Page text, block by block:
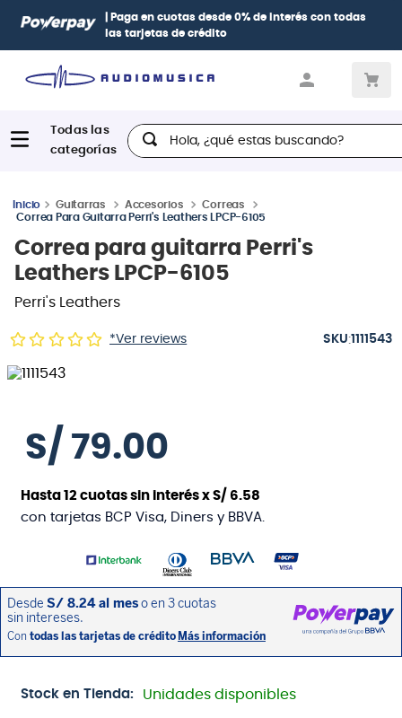
| Paga en cuotas desde 0% de interés con todas
las tarjetas de crédito
Hola, ¿qué estas buscando?
Guitarras Accesorios
Correas
Correa Para Guitarra Perri's Leathers LPCP-6105
Correa para guitarra Perri's
Leathers LPCP-6105
Perri's Leathers
*Ver reviews :1111543
S/ 79.00
Hasta12 cuotas sin interés xS/ 6.58
con tarjetas BCP Visa, Diners y BBVA.
Stock en Tienda: Unidades disponibles